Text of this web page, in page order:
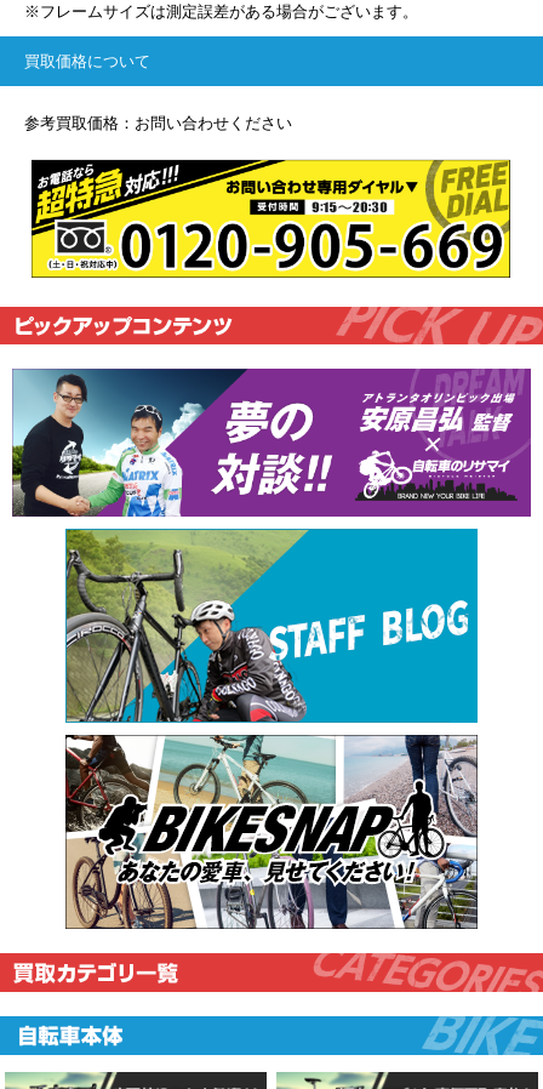
※フレームサイズは測定誤差がある場合がございます。
買取価格について
参考買取価格：お問い合わせください